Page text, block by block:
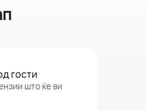
гости
што ќе ви